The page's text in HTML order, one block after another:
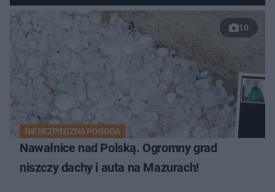
10
NIEBEZPIECZNA POGODA
Nawałnice nad Polską. Ogromny grad
niszczy dachy i auta na Mazurach!